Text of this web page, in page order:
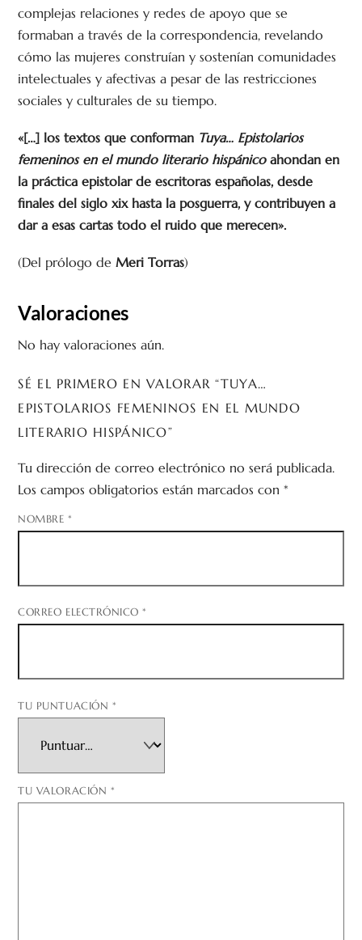
complejas relaciones y redes de apoyo que se
formaban a través de la correspondencia, revelando
cómo las mujeres construían y sostenían comunidades
intelectuales y afectivas a pesar de las restricciones
sociales y culturales de su tiempo.
«[…] los textos que conforman Tuya… Epistolarios
femeninos en el mundo literario hispánicoahondan en
la práctica episto­lar de escritoras españolas, desde
finales del siglo xix hasta la posguerra, y contribuyen a
dar a esas cartas todo el ruido que merecen».
(Del prólogo deMeri Torras)
Valoraciones
No hay valoraciones aún.
SÉ EL PRIMERO EN VALORAR “TUYA…
EPISTOLARIOS FEMENINOS EN EL MUNDO
LITERARIO HISPÁNICO”
Tu dirección de correo electrónico no será publicada.
Los campos obligatorios están marcados con*
NOMBRE *
CORREO ELECTRÓNICO*
TU PUNTUACIÓN *
TU VALORACIÓN *